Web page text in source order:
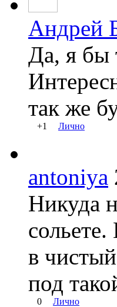
Андрей
Да, я бы
так же
+1 Лично
antoniya
Никуда
в
под
0 Лично